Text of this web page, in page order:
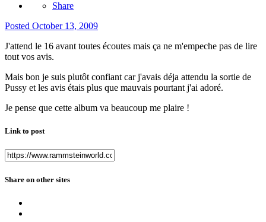
Share
Posted October 13, 2009
J'attend le 16 avant toutes écoutes mais ça ne m'empeche pas de lire
tout vos avis.
Mais bon je suis plutôt confiant car j'avais déja attendu la sortie de
Pussy et les avis étais plus que mauvais pourtant j'ai adoré.
Je pense que cette album va beaucoup me plaire !
Link to post
Share on other sites